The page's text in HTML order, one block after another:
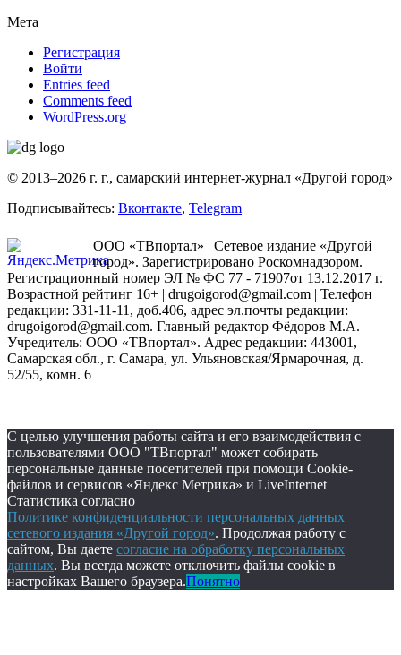
Мета
Регистрация
Войти
Entries feed
Comments feed
WordPress.org
© 2013–2026 г. г., самарский интернет-журнал «Другой город»
Подписывайтесь: Вконтакте, Telegram
ООО «ТВпортал» | Сетевое издание «Другой
город». Зарегистрировано Роскомнадзором.
Регистрационный номер ЭЛ № ФС 77 - 71907от 13.12.2017 г. |
Возрастной рейтинг 16+ | drugoigorod@gmail.com | Телефон
редакции: 331-11-11, доб.406, адрес эл.почты редакции:
drugoigorod@gmail.com. Главный редактор Фёдоров М.А.
Учредитель: ООО «ТВпортал». Адрес редакции: 443001,
Самарская обл., г. Самара, ул. Ульяновская/Ярмарочная, д.
52/55, комн. 6
С целью улучшения работы сайта и его взаимодействия с
пользователями ООО "ТВпортал" может собирать
персональные данные посетителей при помощи Cookie-
файлов и сервисов «Яндекс Метрика» и LiveInternet
Статистика согласно
Политике конфиденциальности персональных данных
сетевого издания «Другой город». Продолжая работу с
сайтом, Вы даете согласие на обработку персональных
данных. Вы всегда можете отключить файлы cookie в
настройках Вашего браузера.Понятно